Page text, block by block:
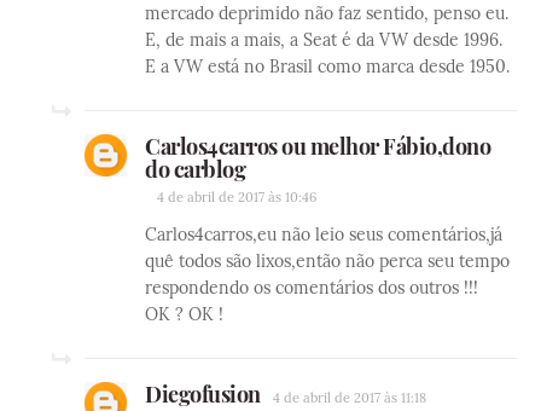
mercado deprimido não faz sentido, penso eu.
E, de mais a mais, a Seat é da VW desde 1996.
E a VW está no Brasil como marca desde 1950.
Carlos4carros ou melhor Fábio,dono
do carblog
4 de abril de 2017 às 10:46
Carlos4carros,eu não leio seus comentários,já
quê todos são lixos,então não perca seu tempo
respondendo os comentários dos outros !!!
OK ? OK !
Diegofusion 4 de abril de 2017 às 11:18